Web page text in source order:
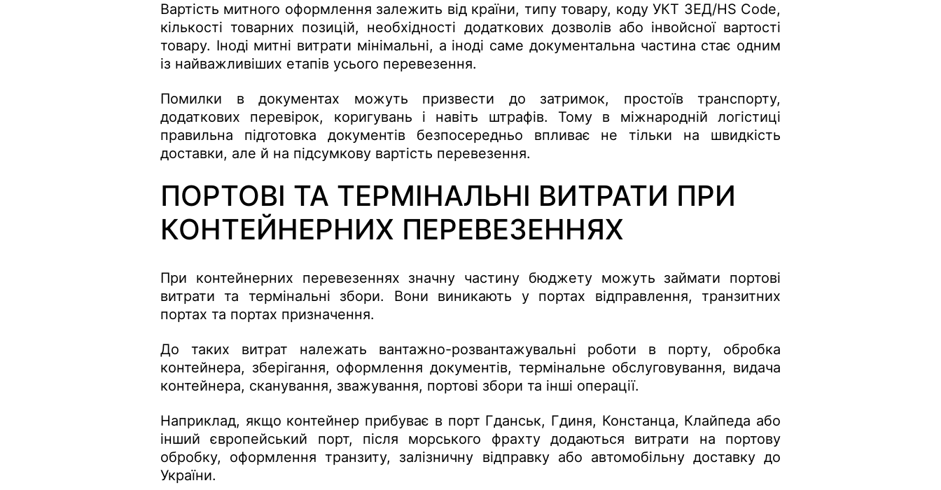
Вартість митного оформлення залежить від країни, типу товару, коду УКТ ЗЕД/HS Code,
кількості товарних позицій, необхідності додаткових дозволів або інвойсної вартості
товару. Іноді митні витрати мінімальні, а іноді саме документальна частина стає одним
із найважливіших етапів усього перевезення.
Помилки в документах можуть призвести до затримок, простоїв транспорту,
додаткових перевірок, коригувань і навіть штрафів. Тому в міжнародній логістиці
правильна підготовка документів безпосередньо впливає не тільки на швидкість
доставки, але й на підсумкову вартість перевезення.
ПОРТОВІ ТА ТЕРМІНАЛЬНІ ВИТРАТИ ПРИ
КОНТЕЙНЕРНИХ ПЕРЕВЕЗЕННЯХ
При контейнерних перевезеннях значну частину бюджету можуть займати портові
витрати та термінальні збори. Вони виникають у портах відправлення, транзитних
портах та портах призначення.
До таких витрат належать вантажно-розвантажувальні роботи в порту, обробка
контейнера, зберігання, оформлення документів, термінальне обслуговування, видача
контейнера, сканування, зважування, портові збори та інші операції.
Наприклад, якщо контейнер прибуває в порт Гданськ, Гдиня, Констанца, Клайпеда або
інший європейський порт, після морського фрахту додаються витрати на портову
обробку, оформлення транзиту, залізничну відправку або автомобільну доставку до
України.